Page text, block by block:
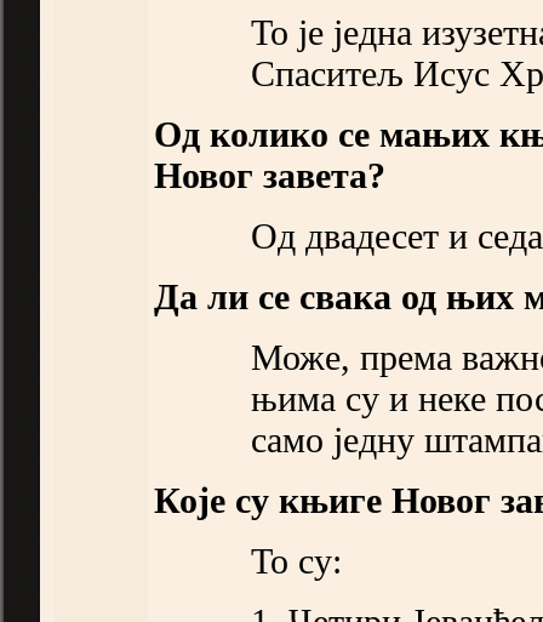
То је једна
Спаситељ Исус
Од колико се мањих
Новог завета?
Од двадесет и
Да ли се свака од њих
Може, према
њима су и неке
само једну
Које су књиге Новог
То су: